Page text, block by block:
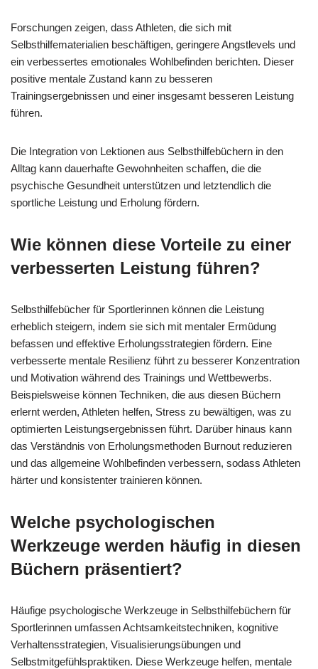
Forschungen zeigen, dass Athleten, die sich mit
Selbsthilfematerialien beschäftigen, geringere Angstlevels und
ein verbessertes emotionales Wohlbefinden berichten. Dieser
positive mentale Zustand kann zu besseren
Trainingsergebnissen und einer insgesamt besseren Leistung
führen.
Die Integration von Lektionen aus Selbsthilfebüchern in den
Alltag kann dauerhafte Gewohnheiten schaffen, die die
psychische Gesundheit unterstützen und letztendlich die
sportliche Leistung und Erholung fördern.
Wie können diese Vorteile zu einer
verbesserten Leistung führen?
Selbsthilfebücher für Sportlerinnen können die Leistung
erheblich steigern, indem sie sich mit mentaler Ermüdung
befassen und effektive Erholungsstrategien fördern. Eine
verbesserte mentale Resilienz führt zu besserer Konzentration
und Motivation während des Trainings und Wettbewerbs.
Beispielsweise können Techniken, die aus diesen Büchern
erlernt werden, Athleten helfen, Stress zu bewältigen, was zu
optimierten Leistungsergebnissen führt. Darüber hinaus kann
das Verständnis von Erholungsmethoden Burnout reduzieren
und das allgemeine Wohlbefinden verbessern, sodass Athleten
härter und konsistenter trainieren können.
Welche psychologischen
Werkzeuge werden häufig in diesen
Büchern präsentiert?
Häufige psychologische Werkzeuge in Selbsthilfebüchern für
Sportlerinnen umfassen Achtsamkeitstechniken, kognitive
Verhaltensstrategien, Visualisierungsübungen und
Selbstmitgefühlspraktiken. Diese Werkzeuge helfen, mentale